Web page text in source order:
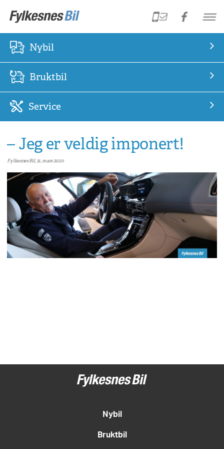
Nybil
Bruktbil
Service
– Jeg er veldig imponert!
Fylkesnes Bil, 31, mars 2020
Nybil
Bruktbil